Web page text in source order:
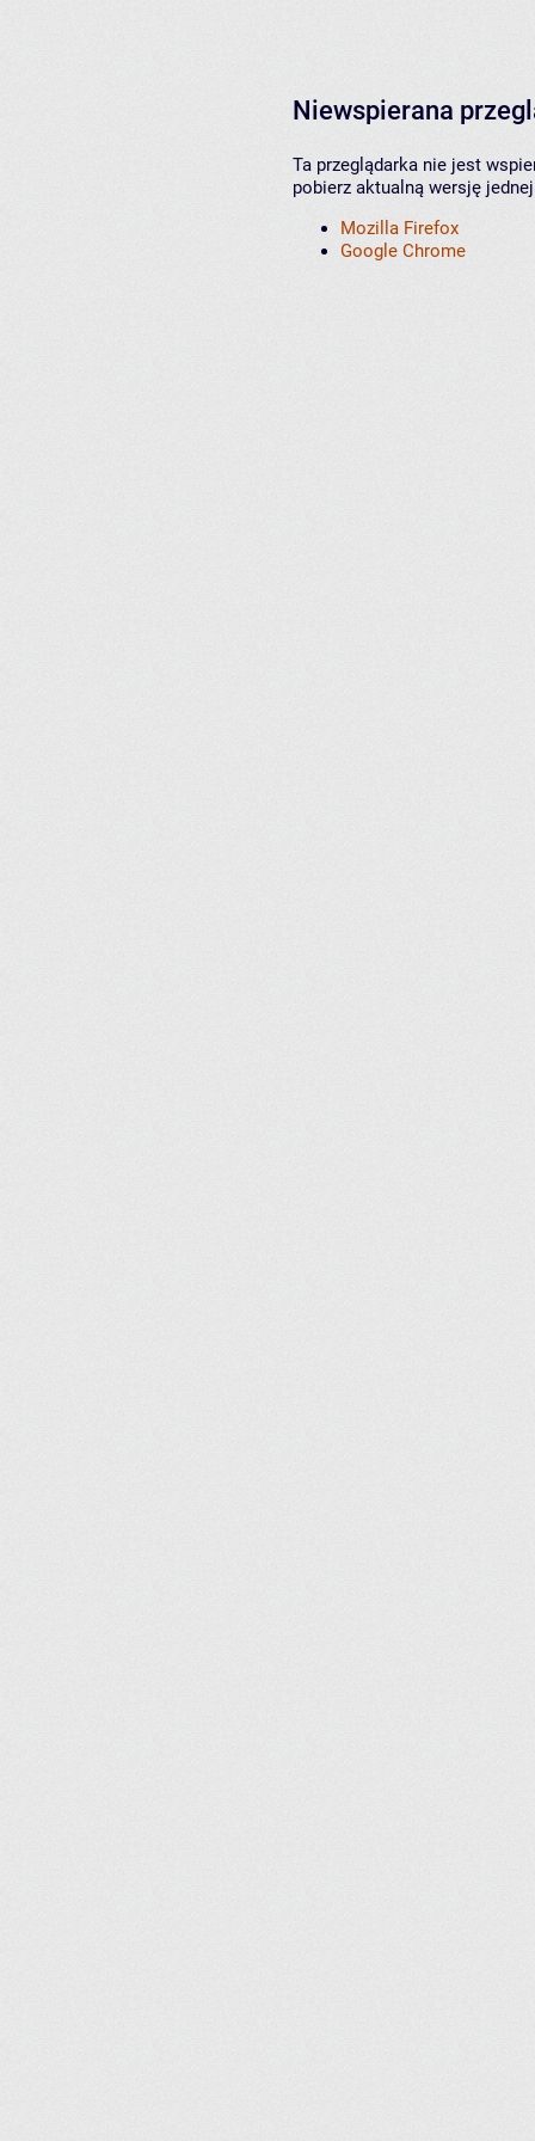
Niewspierana
Ta przeglądarka nie jest
pobierz aktualną wersję
Mozilla Firefox
Google Chrome